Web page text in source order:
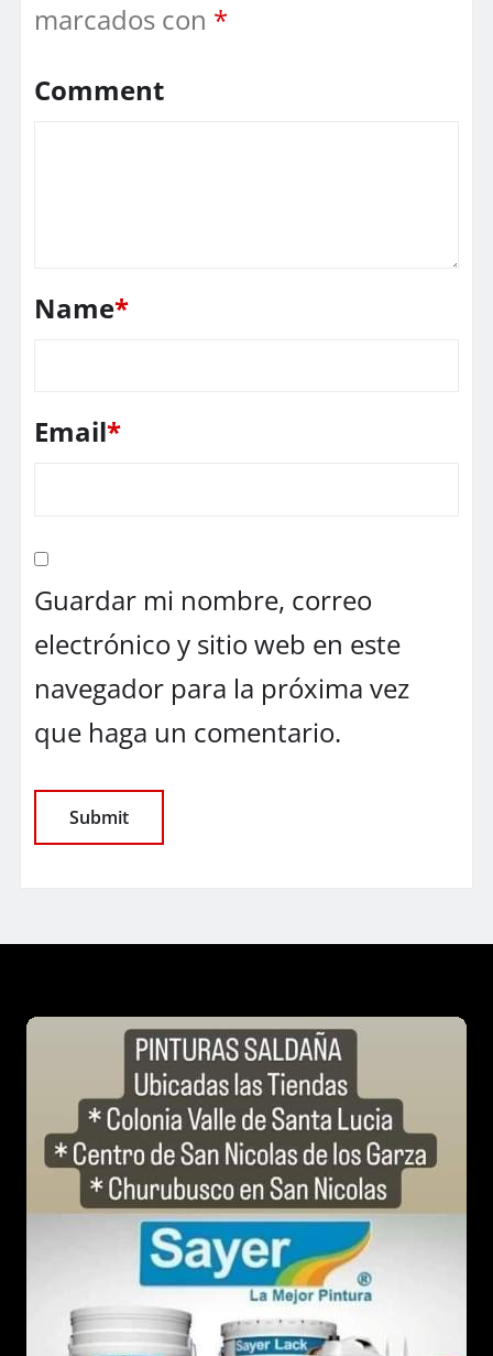
marcados con *
Comment
Name*
Email*
Guardar mi nombre, correo
electrónico y sitio web en este
navegador para la próxima vez
que haga un comentario.